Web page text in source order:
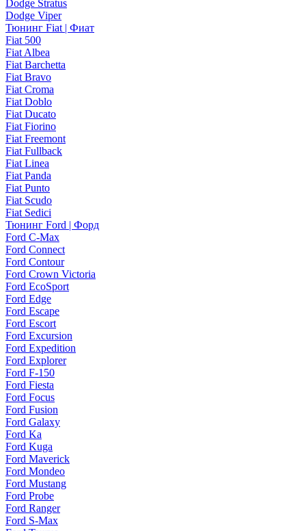
Dodge Stratus
Dodge Viper
Тюнинг Fiat | Фиат
Fiat 500
Fiat Albea
Fiat Barchetta
Fiat Bravo
Fiat Croma
Fiat Doblo
Fiat Ducato
Fiat Fiorino
Fiat Freemont
Fiat Fullback
Fiat Linea
Fiat Panda
Fiat Punto
Fiat Scudo
Fiat Sedici
Тюнинг Ford | Форд
Ford C-Max
Ford Connect
Ford Contour
Ford Crown Victoria
Ford EcoSport
Ford Edge
Ford Escape
Ford Escort
Ford Excursion
Ford Expedition
Ford Explorer
Ford F-150
Ford Fiesta
Ford Focus
Ford Fusion
Ford Galaxy
Ford Ka
Ford Kuga
Ford Maverick
Ford Mondeo
Ford Mustang
Ford Probe
Ford Ranger
Ford S-Max